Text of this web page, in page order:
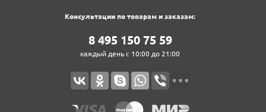
Консультации по товарам и заказам:
8‍ 4‍9‍5‍ 1‍5‍0‍ 7‍5‍ 5‍9‍
каждый день с 10:00 до 21:00